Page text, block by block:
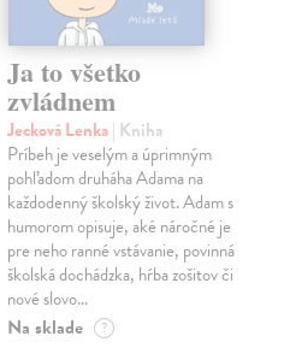
Ja to všetko
zvládnem
Jecková Lenka| Kniha
Príbeh je veselým a úprimným
pohľadom druháha Adama na
každodenný školský život. Adam s
humorom opisuje, aké náročné je
pre neho ranné vstávanie, povinná
školská dochádzka, hŕba zošitov či
nové slovo…
Na sklade ?